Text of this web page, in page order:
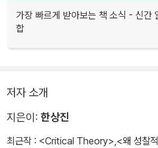
가장 빠르게 받아보는 책 소식 - 신간
합
저자 소개
지은이: 한상진
최근작 : <Critical Theory>,<왜 성찰